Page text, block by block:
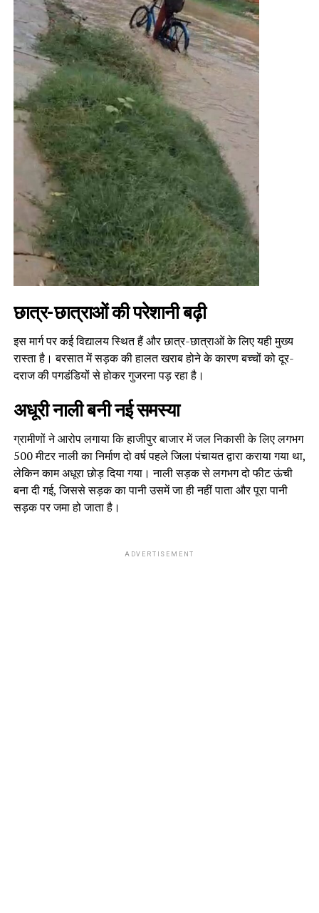
छात्र-छात्राओं की परेशानी बढ़ी
इस मार्ग पर कई विद्यालय स्थित हैं और छात्र-छात्राओं के लिए यही मुख्य
रास्ता है। बरसात में सड़क की हालत खराब होने के कारण बच्चों को दूर-
दराज की पगडंडियों से होकर गुजरना पड़ रहा है।
अधूरी नाली बनी नई समस्या
ग्रामीणों ने आरोप लगाया कि हाजीपुर बाजार में जल निकासी के लिए लगभग
500 मीटर नाली का निर्माण दो वर्ष पहले जिला पंचायत द्वारा कराया गया था,
लेकिन काम अधूरा छोड़ दिया गया। नाली सड़क से लगभग दो फीट ऊंची
बना दी गई, जिससे सड़क का पानी उसमें जा ही नहीं पाता और पूरा पानी
सड़क पर जमा हो जाता है।
ADVERTISEMENT